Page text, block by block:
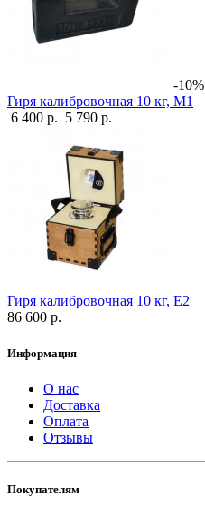
-10%
Гиря калибровочная 10 кг, М1
6 400 р. 5 790 р.
Гиря калибровочная 10 кг, Е2
86 600 р.
Информация
О нас
Доставка
Оплата
Отзывы
Покупателям